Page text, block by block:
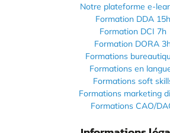
Notre plateforme e-
Formation DDA 15h
Formation DCI 7h
Formation DORA
Formations
Formations en
Formations soft
Formations marketing
Formations CAO/